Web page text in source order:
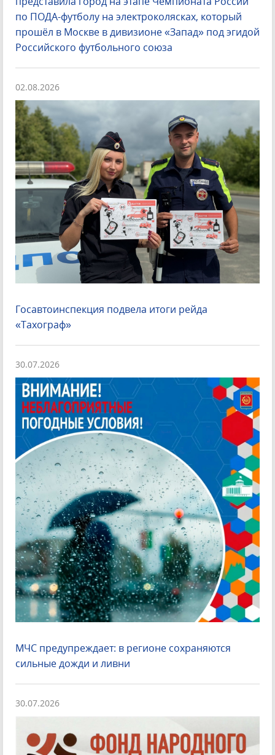
по ПОДА-футболу на электроколясках, который
прошёл в Москве в дивизионе «Запад» под эгидой
Российского футбольного союза
02.08.2026
Госавтоинспекция подвела итоги рейда
«Тахограф»
30.07.2026
МЧС предупреждает: в регионе сохраняются
сильные дожди и ливни
30.07.2026